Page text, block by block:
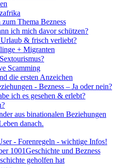
Thema Bezness
ich mich davor schützen?
& frisch verliebt?
+ Migranten
Scamming
die ersten Anzeichen
- Bezness – Ja oder nein?
ich es gesehen & erlebt?
aus binationalen Beziehungen
danach.
- Forenregeln - wichtige Infos!
1001Geschichte und Bezness
geholfen hat